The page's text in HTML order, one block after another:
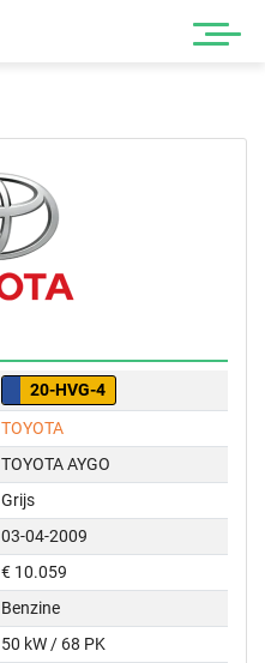
20-HVG-4
TOYOTA
TOYOTA AYGO
Grijs
03-04-2009
€ 10.059
Benzine
50 kW / 68 PK